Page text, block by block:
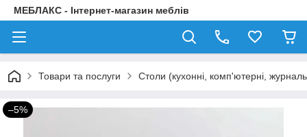
МЕБЛАКС - Інтернет-магазин меблів
Товари та послуги Столи (кухонні, комп'ютерні,
–5%